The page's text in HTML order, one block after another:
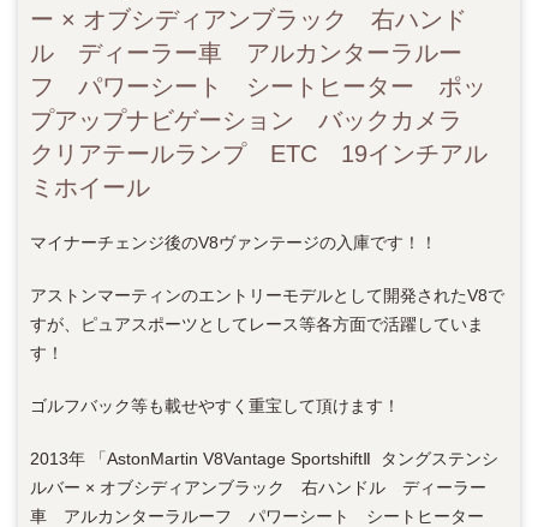
ー × オブシディアンブラック 右ハンド
ル ディーラー車 アルカンターラルー
フ パワーシート シートヒーター ポッ
プアップナビゲーション バックカメラ
クリアテールランプ ETC 19インチアル
ミホイール
マイナーチェンジ後のV8ヴァンテージの入庫です！！
アストンマーティンのエントリーモデルとして開発されたV8で
すが、ピュアスポーツとしてレース等各方面で活躍していま
す！
ゴルフバック等も載せやすく重宝して頂けます！
2013年 「AstonMartin V8Vantage SportshiftⅡ タングステンシ
ルバー × オブシディアンブラック 右ハンドル ディーラー
車 アルカンターラルーフ パワーシート シートヒーター